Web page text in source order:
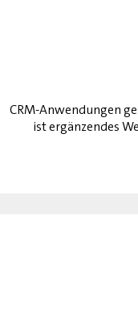
CRM-Anwendungen
ist ergänzendes